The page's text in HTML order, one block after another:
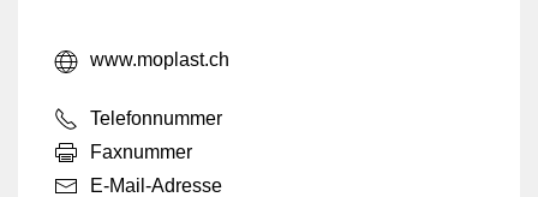
www.moplast.ch
Telefonnummer
Faxnummer
E-Mail-Adresse